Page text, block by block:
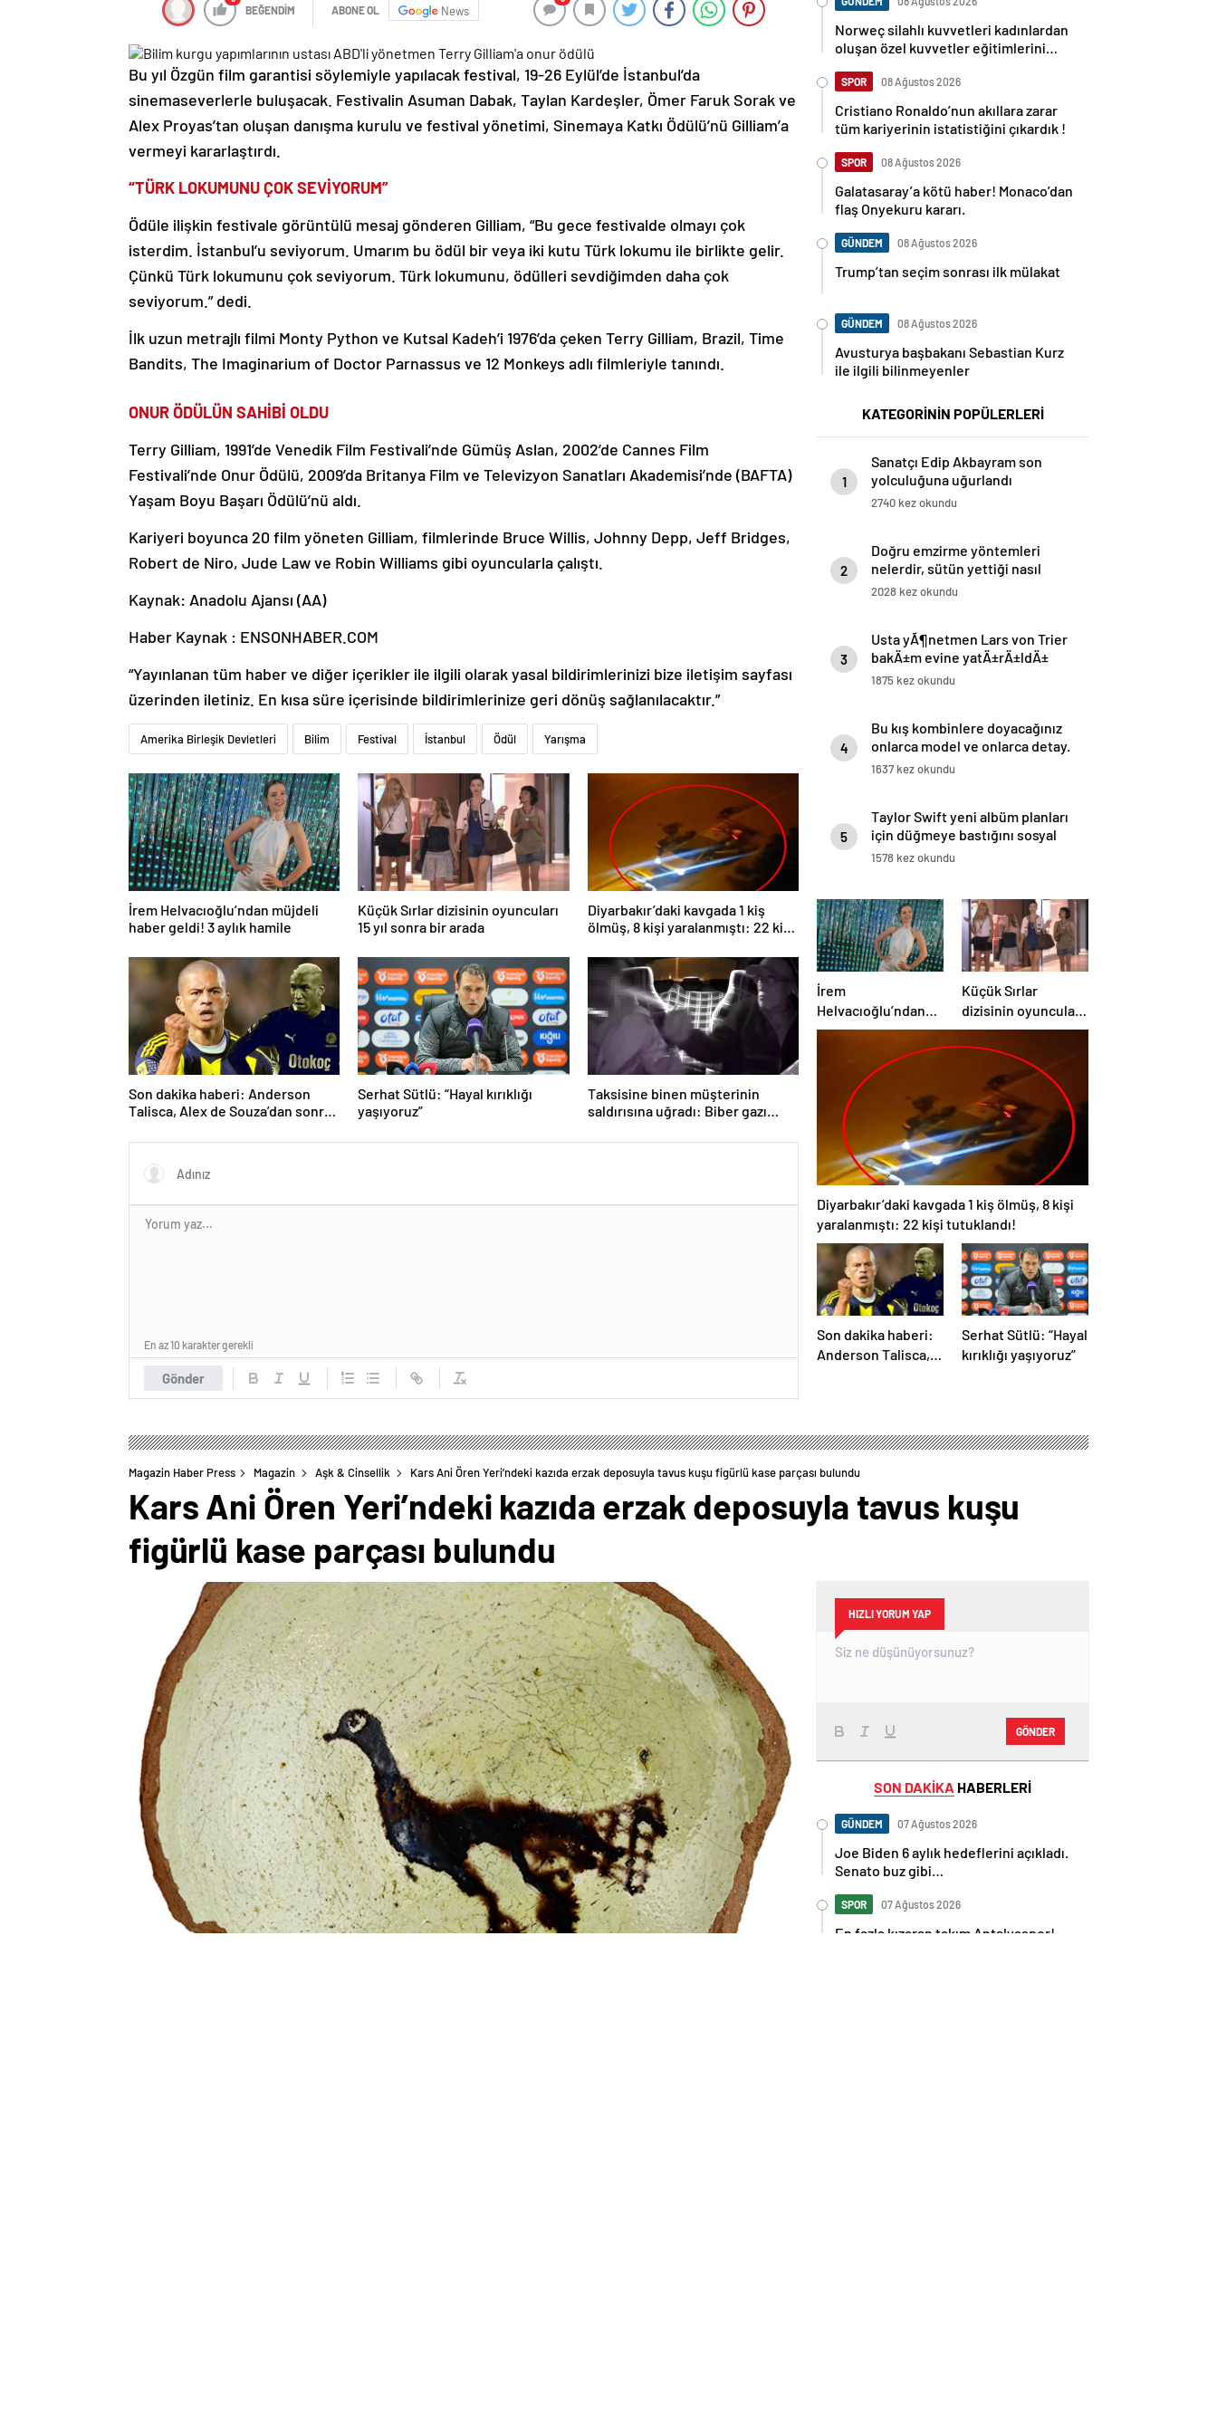
BEĞENDİM ABONE OL News
Bu yıl Özgün film garantisi söylemiyle yapılacak festival, 19-26 Eylül’de İstanbul’da
sinemaseverlerle buluşacak. Festivalin Asuman Dabak, Taylan Kardeşler, Ömer Faruk Sorak ve
Alex Proyas’tan oluşan danışma kurulu ve festival yönetimi, Sinemaya Katkı Ödülü’nü Gilliam’a
vermeyi kararlaştırdı.
“TÜRK LOKUMUNU ÇOK SEVİYORUM”
Ödüle ilişkin festivale görüntülü mesaj gönderen Gilliam, “Bu gece festivalde olmayı çok
isterdim. İstanbul’u seviyorum. Umarım bu ödül bir veya iki kutu Türk lokumu ile birlikte gelir.
Çünkü Türk lokumunu çok seviyorum. Türk lokumunu, ödülleri sevdiğimden daha çok
seviyorum.” dedi.
İlk uzun metrajlı filmi Monty Python ve Kutsal Kadeh’i 1976’da çeken Terry Gilliam, Brazil, Time
Bandits, The Imaginarium of Doctor Parnassus ve 12 Monkeys adlı filmleriyle tanındı.
ONUR ÖDÜLÜN SAHİBİ OLDU
Terry Gilliam, 1991’de Venedik Film Festivali’nde Gümüş Aslan, 2002’de Cannes Film
Festivali’nde Onur Ödülü, 2009’da Britanya Film ve Televizyon Sanatları Akademisi’nde (BAFTA)
Yaşam Boyu Başarı Ödülü’nü aldı.
Kariyeri boyunca 20 film yöneten Gilliam, filmlerinde Bruce Willis, Johnny Depp, Jeff Bridges,
Robert de Niro, Jude Law ve Robin Williams gibi oyuncularla çalıştı.
Kaynak: Anadolu Ajansı (AA)
Haber Kaynak : ENSONHABER.COM
“Yayınlanan tüm haber ve diğer içerikler ile ilgili olarak yasal bildirimlerinizi bize iletişim sayfası
üzerinden iletiniz. En kısa süre içerisinde bildirimlerinize geri dönüş sağlanılacaktır.”
Amerika Birleşik Devletleri Bilim Festival İstanbul Ödül Yarışma
İrem Helvacıoğlu’ndan müjdeli
haber geldi! 3 aylık hamile
Küçük Sırlar dizisinin oyuncuları
15 yıl sonra bir arada
Diyarbakır’daki kavgada 1 kiş
ölmüş, 8 kişi yaralanmıştı: 22 kişi
Son dakika haberi: Anderson
Talisca, Alex de Souza’dan sonra
sonrası…
Serhat Sütlü: “Hayal kırıklığı
yaşıyoruz”
Taksisine binen müşterinin
saldırısına uğradı: Biber gazı
Gönder
En az 10 karakter gerekli
Norweç silahlı kuvvetleri kadınlardan
oluşan özel kuvvetler eğitimlerini
SPOR 08 Ağustos 2026
Cristiano Ronaldo’nun akıllara zarar
tüm kariyerinin istatistiğini çıkardık !
SPOR 08 Ağustos 2026
Galatasaray’a kötü haber! Monaco’dan
flaş Onyekuru kararı.
GÜNDEM 08 Ağustos 2026
Trump’tan seçim sonrası ilk mülakat
GÜNDEM 08 Ağustos 2026
Avusturya başbakanı Sebastian Kurz
ile ilgili bilinmeyenler
KATEGORİNİN POPÜLERLERİ
1
Sanatçı Edip Akbayram son
yolculuğuna uğurlandı
2740 kez okundu
2
Doğru emzirme yöntemleri
nelerdir, sütün yettiği nasıl
anlaşılır?
2028 kez okundu
3
Usta yÃ¶netmen Lars von Trier
bakÄ±m evine yatÄ±rÄ±ldÄ±
1875 kez okundu
4
Bu kış kombinlere doyacağınız
onlarca model ve onlarca detay.
1637 kez okundu
5
Taylor Swift yeni albüm planları
için düğmeye bastığını sosyal
medyadan duyurdu!
1578 kez okundu
İrem
Helvacıoğlu’ndan
müjdeli haber geldi!
Küçük Sırlar
dizisinin oyuncuları
15 yıl sonra bir arada
Diyarbakır’daki kavgada 1 kiş ölmüş, 8 kişi
yaralanmıştı: 22 kişi tutuklandı!
Son dakika haberi:
Anderson Talisca,
gol sonrası…
Serhat Sütlü: “Hayal
kırıklığı yaşıyoruz”
Magazin Haber Press Magazin Aşk & Cinsellik Kars Ani Ören Yeri’ndeki kazıda erzak deposuyla tavus kuşu figürlü kase parçası bulundu
Kars Ani Ören Yeri’ndeki kazıda erzak deposuyla tavus kuşu
figürlü kase parçası bulundu
HIZLI YORUM YAP
GÖNDER
SON DAKİKA HABERLERİ
GÜNDEM 07 Ağustos 2026
Joe Biden 6 aylık hedeflerini açıkladı.
Senato buz gibi…
SPOR 07 Ağustos 2026
En fazla kızaran takım Antalyaspor!